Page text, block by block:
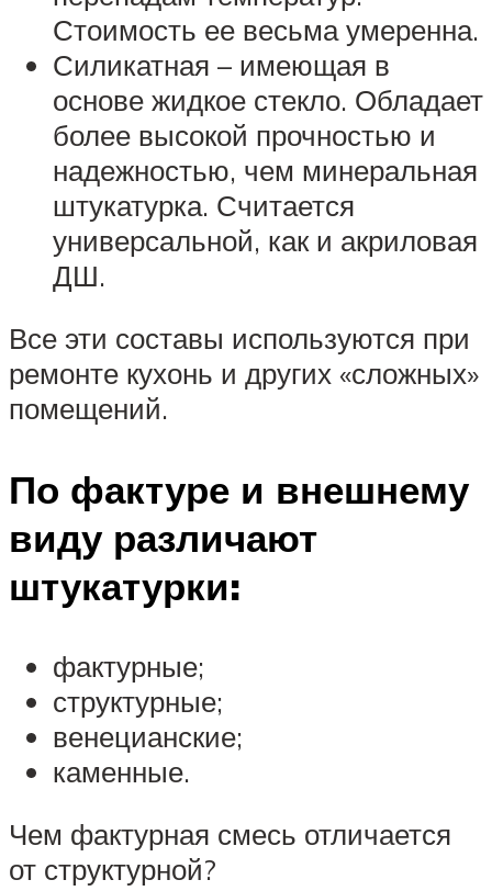
Стоимость ее весьма умеренна.
Силикатная – имеющая в
основе жидкое стекло. Обладает
более высокой прочностью и
надежностью, чем минеральная
штукатурка. Считается
универсальной, как и акриловая
ДШ.
Все эти составы используются при
ремонте кухонь и других «сложных»
помещений.
По фактуре и внешнему
виду различают
штукатурки:
фактурные;
структурные;
венецианские;
каменные.
Чем фактурная смесь отличается
от структурной?